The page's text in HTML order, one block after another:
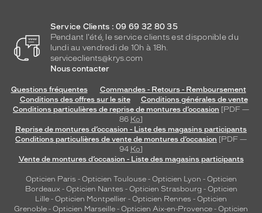
Service Clients : 09 69 32 80 35
Pendant l'été, le service clients est disponible du
lundi au vendredi de 10h à 18h.
serviceclients@krys.com
Nous contacter
Questions fréquentes
Commandes - Retours - Remboursement
Conditions des offres sur le site
Conditions générales de vente
Conditions particulières de reprise de montures d’occasion [PDF —
86 Ko]
Reprise de montures d’occasion - Liste des magasins participants
Conditions particulières de vente de montures d’occasion [PDF —
94 Ko]
Vente de montures d’occasion - Liste des magasins participants
Opticien Paris - Opticien Toulouse- Opticien Lyon - Opticien
Bordeaux- Opticien Nantes - Opticien Strasbourg - Opticien
Lille - Opticien Montpellier - Opticien Rennes - Opticien
Grenoble - Opticien Marseille - Opticien Aix-en-Provence - Opticien